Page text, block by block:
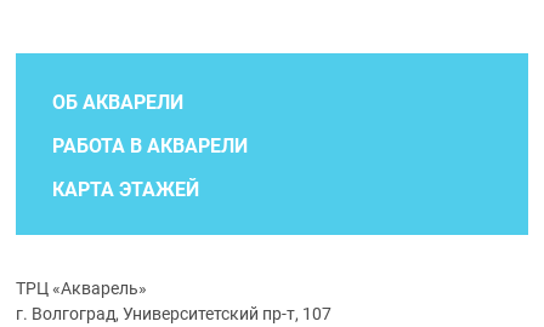
ОБ АКВАРЕЛИ
РАБОТА В АКВАРЕЛИ
КАРТА ЭТАЖЕЙ
ТРЦ «Акварель»
г. Волгоград, Университетский пр-т, 107